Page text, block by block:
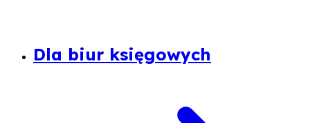
Dla biur księgowych